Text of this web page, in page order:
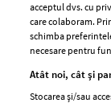
GSP
acceptul dvs. cu
care colaboram. Prin
schimba
necesare pentru
Atât noi, cât și
Stocarea și/sau